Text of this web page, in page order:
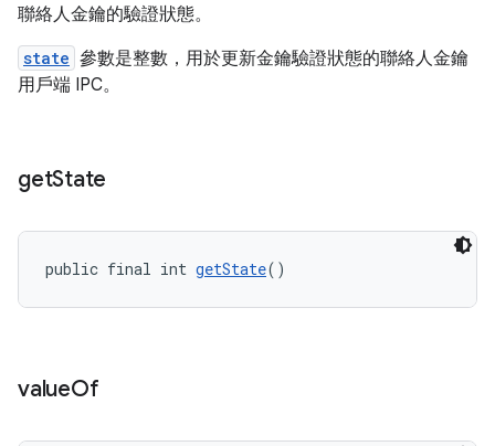
聯絡人金鑰的驗證狀態。
state 參數是整數，用於更新金鑰驗證狀態的聯絡人金鑰
用戶端 IPC。
getState
public final int getState()
valueOf